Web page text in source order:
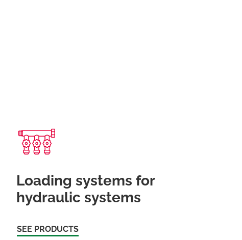
Loading systems for
hydraulic systems
SEE PRODUCTS